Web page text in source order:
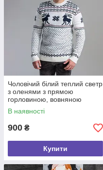
Чоловічий білий теплий светр
з оленями з прямою
горловиною, вовняною
зимовий чоловічий светр
в'язаний (Туреччина)
В наявності
900 ₴
Купити